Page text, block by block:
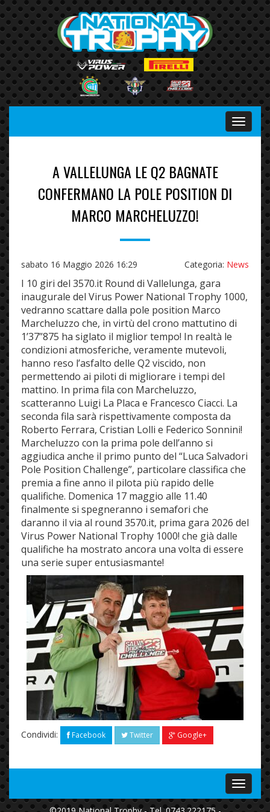
Menu
A VALLELUNGA LE Q2 BAGNATE
CONFERMANO LA POLE POSITION DI
MARCO MARCHELUZZO!
sabato 16 Maggio 2026 16:29 Categoria: News
I 10 giri del 3570.it Round di Vallelunga, gara
inaugurale del Virus Power National Trophy 1000,
vedranno scattare dalla pole position Marco
Marcheluzzo che, in virtù del crono mattutino di
1’37”875 ha siglato il miglior tempo! In realtà le
condizioni atmosferiche, veramente mutevoli,
hanno reso l’asfalto delle Q2 viscido, non
permettendo ai piloti di migliorare i tempi del
mattino. In prima fila con Marcheluzzo,
scatteranno Luigi La Placa e Francesco Ciacci. La
seconda fila sarà rispettivamente composta da
Roberto Ferrara, Cristian Lolli e Federico Sonnini!
Marcheluzzo con la prima pole dell’anno si
aggiudica anche il primo punto del “Luca Salvadori
Pole Position Challenge”, particolare classifica che
premia a fine anno il pilota più rapido delle
qualifiche. Domenica 17 maggio alle 11.40
finalmente si spegneranno i semafori che
daranno il via al round 3570.it, prima gara 2026 del
Virus Power National Trophy 1000! che già dalle
qualifiche ha mostrato ancora una volta di essere
una serie super entusiasmante!
Condividi: Facebook Twitter Google+
Menu